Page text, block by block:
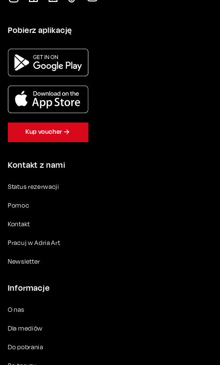
Kontakt z nami
Status rezerwacji
Pomoc
Kontakt
Pracuj w Adria Art
Newsletter
Informacje
O nas
Dla mediów
Do pobrania
Pobierz aplikację
Kup voucher